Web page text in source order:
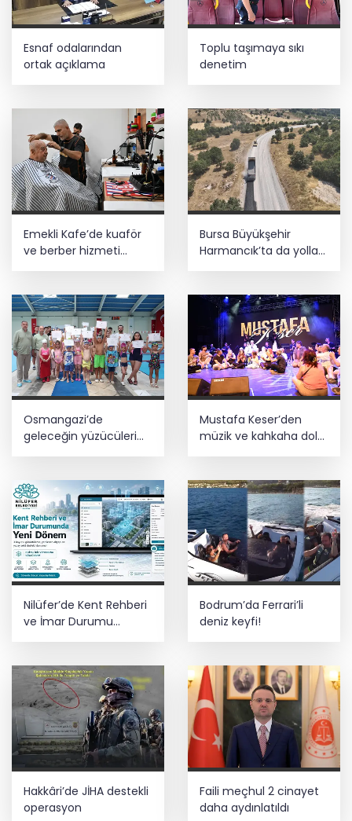
Esnaf odalarından
ortak açıklama
Toplu taşımaya sıkı
denetim
Emekli Kafe’de kuaför
ve berber hizmeti
Bursa Büyükşehir
Harmancık’ta da yolları
Osmangazi’de
geleceğin yüzücüleri
sertifikalarını aldı
Mustafa Keser’den
müzik ve kahkaha dolu
gece
Nilüfer’de Kent Rehberi
ve İmar Durumu
Sorgulama yenilendi
Bodrum’da Ferrari’li
deniz keyfi!
Hakkâri’de JİHA destekli
operasyon
Faili meçhul 2 cinayet
daha aydınlatıldı